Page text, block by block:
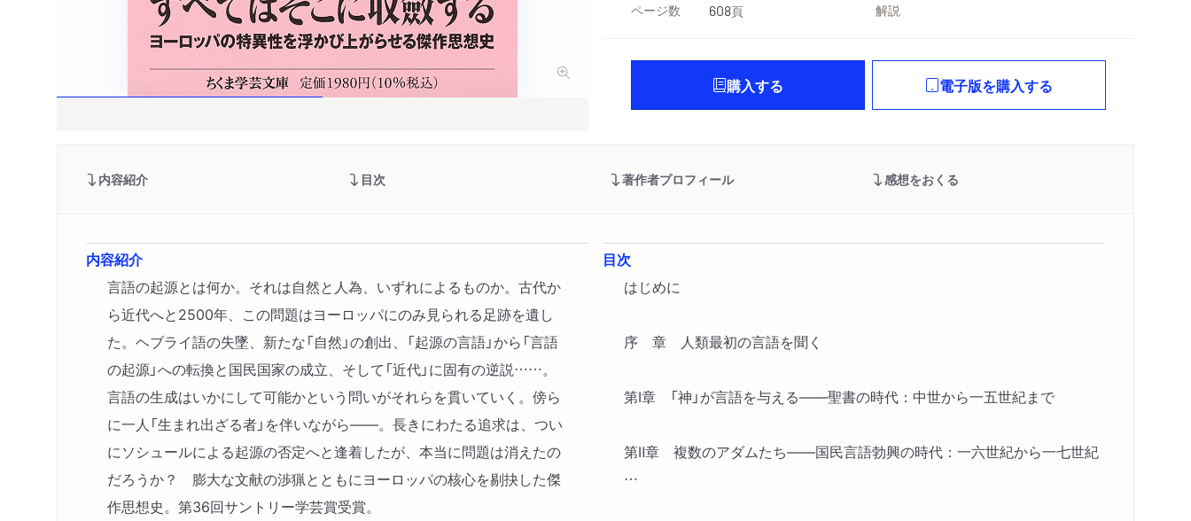
ページ数 608頁 解説
購入する 電子版を購入する
内容紹介 目次 著作者プロフィール 感想をおくる
内容紹介
言語の起源とは何か。それは自然と人為、いずれによるものか。古代か
ら近代へと2500年、この問題はヨーロッパにのみ見られる足跡を遺し
た。ヘブライ語の失墜、新たな「自然」の創出、「起源の言語」から「言語
の起源」への転換と国民国家の成立、そして「近代」に固有の逆説……。
言語の生成はいかにして可能かという問いがそれらを貫いていく。傍ら
に一人「生まれ出ざる者」を伴いながら――。長きにわたる追求は、つい
にソシュールによる起源の否定へと逢着したが、本当に問題は消えたの
だろうか？ 膨大な文献の渉猟とともにヨーロッパの核心を剔抉した傑
作思想史。第36回サントリー学芸賞受賞。
目次
はじめに
序 章 人類最初の言語を聞く
第Ⅰ章 「神」が言語を与える――聖書の時代：中世から一五世紀まで
第Ⅱ章 複数のアダムたち――国民言語勃興の時代：一六世紀から一七世紀